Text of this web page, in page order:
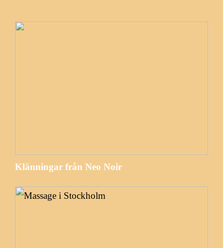
Klänningar från Neo Noir